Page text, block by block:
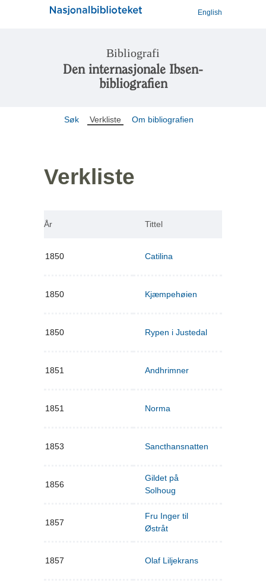
English
Bibliografi
Den internasjonale Ibsen-
bibliografien
Søk Verkliste Om bibliografien
Verkliste
År Tittel
1850 Catilina
1850 Kjæmpehøien
1850 Rypen i Justedal
1851 Andhrimner
1851 Norma
1853 Sancthansnatten
1856
Gildet på
Solhoug
1857
Fru Inger til
Østråt
1857 Olaf Liljekrans